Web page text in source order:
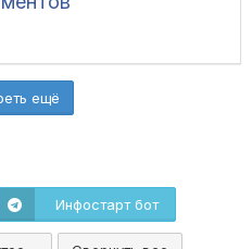
ещё
Инфостарт бот